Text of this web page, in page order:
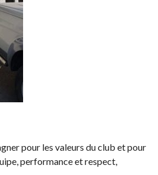
pour les valeurs du club et pour
performance et respect,